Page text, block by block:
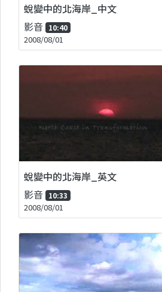
蛻變中的北海岸_中文
影音 10:40
2008/08/01
蛻變中的北海岸_英文
影音 10:33
2008/08/01